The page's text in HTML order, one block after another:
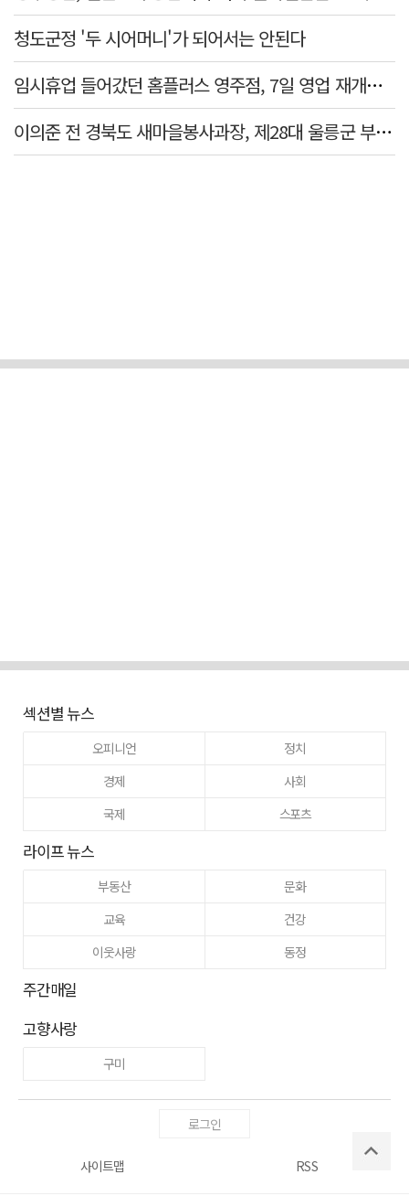
청도군정 '두 시어머니'가 되어서는 안된다
임시휴업 들어갔던 홈플러스 영주점, 7일 영업 재개…지하 1층만 운영
이의준 전 경북도 새마을봉사과장, 제28대 울릉군 부군수 취임
섹션별 뉴스
오피니언
정치
경제
사회
국제
스포츠
라이프 뉴스
부동산
문화
교육
건강
이웃사랑
동정
주간매일
고향사랑
구미
로그인
사이트맵 RSS